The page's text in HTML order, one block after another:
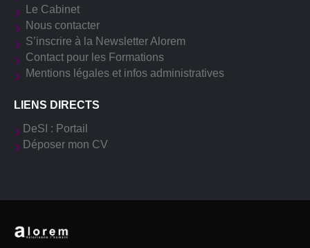
Le Cabinet
Nous contacter
S’inscrire à la Newsletter Alorem
Contact pour les Formations
Mentions légales et infos administratives
LIENS DIRECTS
DeSI : Portail
Déposer mon CV